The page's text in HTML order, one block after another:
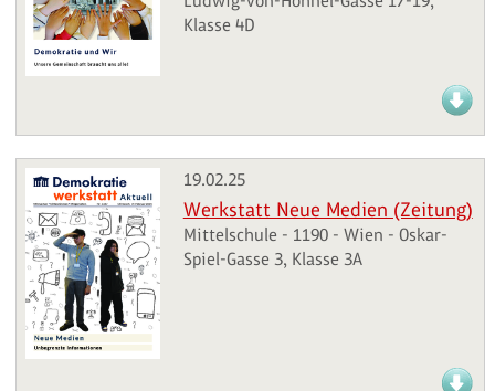
Klasse 4D
19.02.25
Werkstatt Neue Medien (Zeitung)
Mittelschule - 1190 - Wien - Oskar-
Spiel-Gasse 3, Klasse 3A